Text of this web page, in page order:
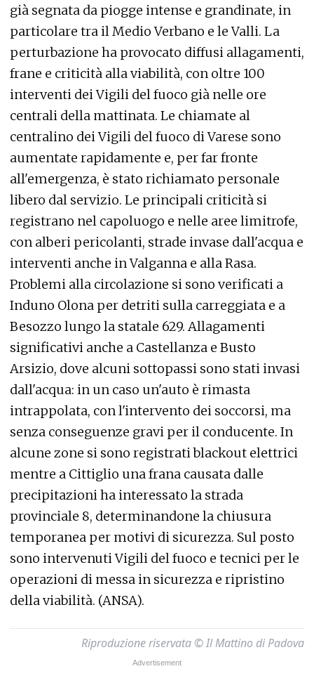
già segnata da piogge intense e grandinate, in
particolare tra il Medio Verbano e le Valli. La
perturbazione ha provocato diffusi allagamenti,
frane e criticità alla viabilità, con oltre 100
interventi dei Vigili del fuoco già nelle ore
centrali della mattinata. Le chiamate al
centralino dei Vigili del fuoco di Varese sono
aumentate rapidamente e, per far fronte
all'emergenza, è stato richiamato personale
libero dal servizio. Le principali criticità si
registrano nel capoluogo e nelle aree limitrofe,
con alberi pericolanti, strade invase dall'acqua e
interventi anche in Valganna e alla Rasa.
Problemi alla circolazione si sono verificati a
Induno Olona per detriti sulla carreggiata e a
Besozzo lungo la statale 629. Allagamenti
significativi anche a Castellanza e Busto
Arsizio, dove alcuni sottopassi sono stati invasi
dall'acqua: in un caso un'auto è rimasta
intrappolata, con l'intervento dei soccorsi, ma
senza conseguenze gravi per il conducente. In
alcune zone si sono registrati blackout elettrici
mentre a Cittiglio una frana causata dalle
precipitazioni ha interessato la strada
provinciale 8, determinandone la chiusura
temporanea per motivi di sicurezza. Sul posto
sono intervenuti Vigili del fuoco e tecnici per le
operazioni di messa in sicurezza e ripristino
della viabilità. (ANSA).
Riproduzione riservata © Il Mattino di Padova